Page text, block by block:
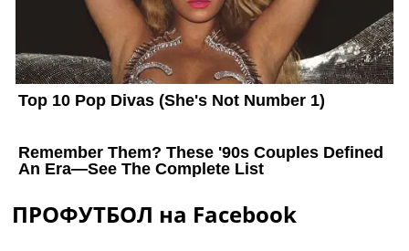
ПРОФУТБОЛ на Facebook